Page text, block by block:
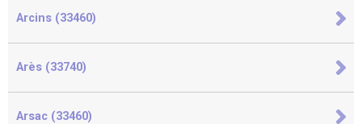
Arcins (33460)
Arès (33740)
Arsac (33460)